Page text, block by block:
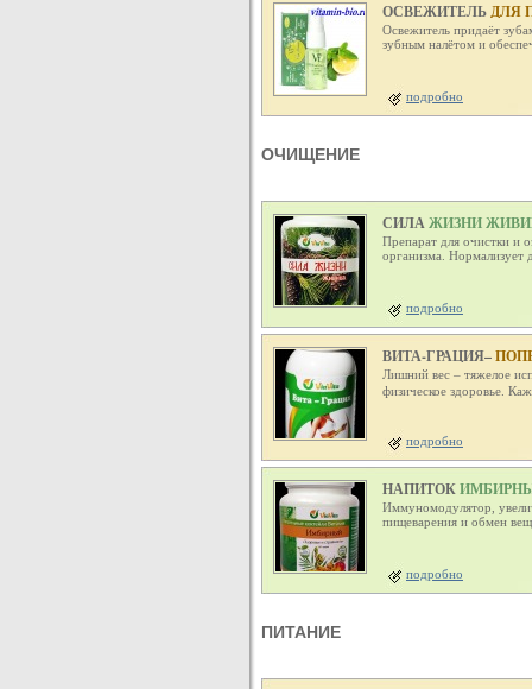
ОСВЕЖИТЕЛЬДЛЯ
Освежитель придаёт
зубным налётом и
подробно
ОЧИЩЕНИЕ
СИЛАЖИЗНИ
Препарат для очистки и
организма. Нормализует
подробно
ВИТА-ГРАЦИЯ–
Лишний вес – тяжелое
физическое здоровье.
подробно
НАПИТОК
Иммуномодулятор,
пищеварения и обмен
подробно
ПИТАНИЕ